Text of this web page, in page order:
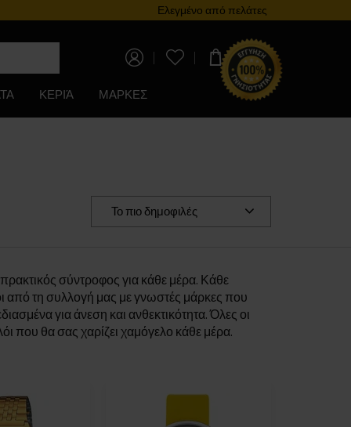
Πρόγραμμα επιβράβευσηςΕλεγμένο από πελάτες
0,00 €
ΚΕΡΙΆ ΜΑΡΚΕΣ
Το πιο δημοφιλές
σύντροφος για κάθε μέρα. Κάθε
από τη συλλογή μας με γνωστές μάρκες που
για άνεση και ανθεκτικότητα. Όλες οι
που θα σας χαρίζει χαμόγελο κάθε μέρα.